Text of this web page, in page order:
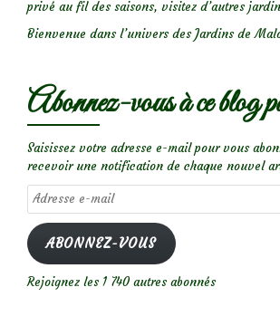
privé au fil des saisons, visitez d’autres
Bienvenue dans l’univers des Jardins de
Abonnez-vous à ce blog
Saisissez votre adresse e-mail pour vous
recevoir une notification de chaque nouvel
Adresse
e-
mail
ABONNEZ-VOUS
Rejoignez les 1 740 autres abonnés